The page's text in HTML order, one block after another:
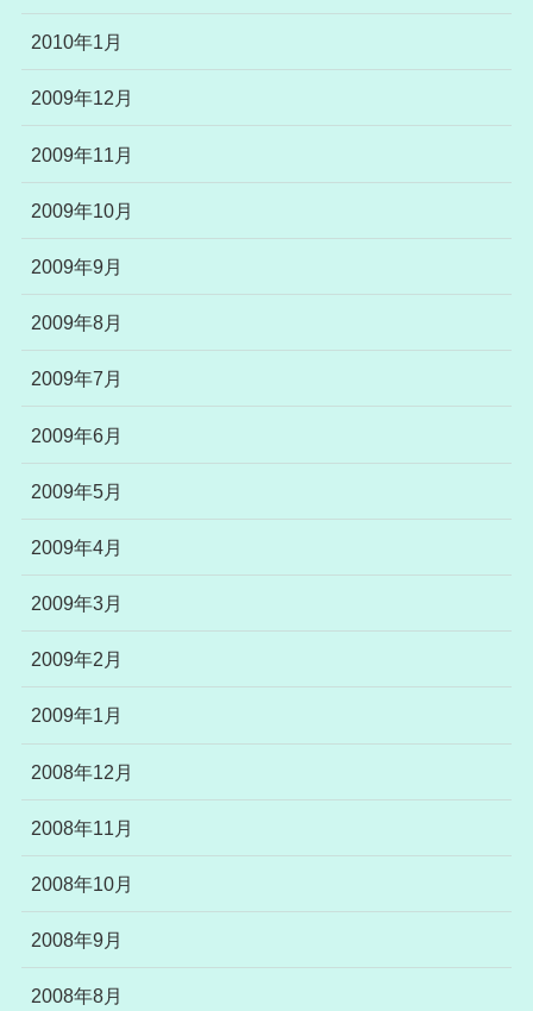
2010年1月
2009年12月
2009年11月
2009年10月
2009年9月
2009年8月
2009年7月
2009年6月
2009年5月
2009年4月
2009年3月
2009年2月
2009年1月
2008年12月
2008年11月
2008年10月
2008年9月
2008年8月